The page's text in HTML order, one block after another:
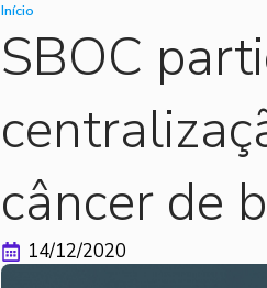
Início
SBOC
câncer de
14/12/2020